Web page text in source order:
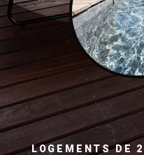
LOGEMENTS DE